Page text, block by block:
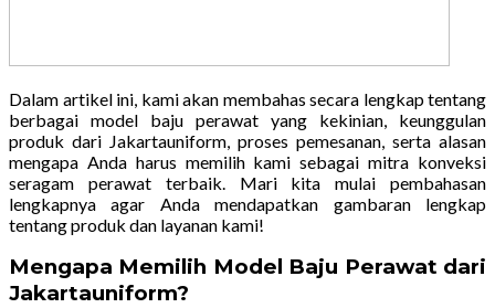
Dalam artikel ini, kami akan membahas secara lengkap tentang
berbagai model baju perawat yang kekinian, keunggulan
produk dari Jakartauniform, proses pemesanan, serta alasan
mengapa Anda harus memilih kami sebagai mitra konveksi
seragam perawat terbaik. Mari kita mulai pembahasan
lengkapnya agar Anda mendapatkan gambaran lengkap
tentang produk dan layanan kami!
Mengapa Memilih Model Baju Perawat dari
Jakartauniform?